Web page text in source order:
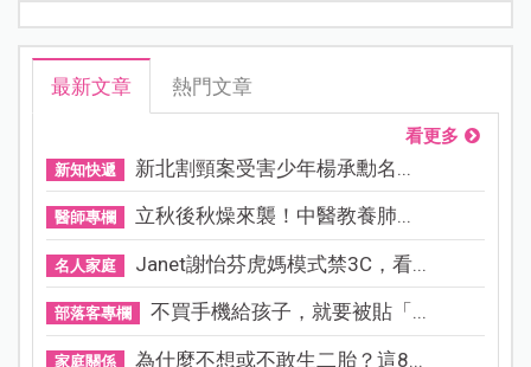
最新文章 熱門文章
看更多
新知快遞 新北割頸案受害少年楊承勳名...
醫師專欄 立秋後秋燥來襲！中醫教養肺...
名人家庭 Janet謝怡芬虎媽模式禁3C，看...
部落客專欄 不買手機給孩子，就要被貼「...
家庭關係 為什麼不想或不敢生二胎？這8...